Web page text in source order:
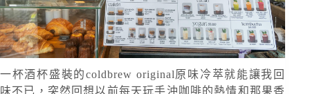
一杯酒杯盛裝的coldbrew original原味冷萃就能讓我回
味不已，突然回想以前每天玩手沖咖啡的熱情和那果香